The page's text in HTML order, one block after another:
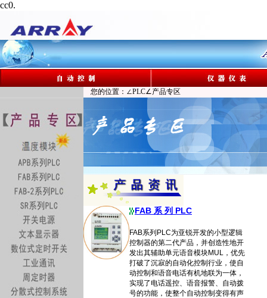
cc0.
您的位置：∠PLC∠产品专区
FAB 系 列 PLC
FAB系列PLC为亚锐开发的小型逻辑
控制器的第二代产品，并创造性地开
发出其辅助单元语音模块MUL，优先
打破了沉寂的自动化控制行业，使自
动控制和语音电话有机地联为一体，
实现了电话遥控、语音报警、自动拨
号的功能，使整个自动控制变得有声